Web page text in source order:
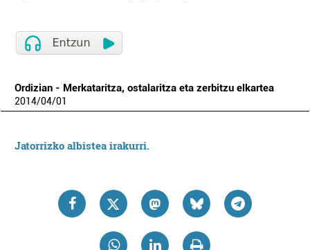
Ordizian - Merkataritza, ostalaritza eta zerbitzu elkartea
2014/04/01
Jatorrizko albistea irakurri.